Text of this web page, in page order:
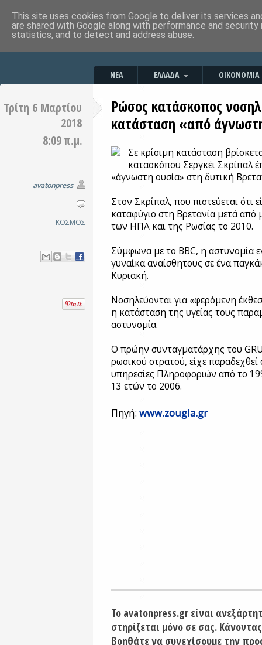
ΝΕΑ ΕΛΛΑΔΑ ΟΙΚΟΝΟΜΙΑ
Τρίτη 6 Μαρτίου
2018
8:09 π.μ.
avatonpress
ΚΟΣΜΟΣ
Ρώσος κατάσκοπος
κατάσταση «από
Σε κρίσιμη κατάσταση
κατασκόπου Σεργκέι Σκρίπαλ
«άγνωστη ουσία» στη δυτική
Στον Σκρίπαλ, που πιστεύεται ότι
καταφύγιο στη Βρετανία μετά
των ΗΠΑ και της Ρωσίας το 2010.
Σύμφωνα με το BBC, η αστυνομία
γυναίκα αναίσθητους σε ένα
Κυριακή.
Νοσηλεύονται για «φερόμενη
η κατάσταση της υγείας τους
αστυνομία.
Ο πρώην συνταγματάρχης του
ρωσικού στρατού, είχε παραδεχθεί
υπηρεσίες Πληροφοριών από το
13 ετών το 2006.
Πηγή: www.zougla.gr
Το avatonpress.gr είναι
στηρίζεται μόνο σε σας.
βοηθάτε να συνεχίσουμε την
This site uses cookies from Google to deliver its services
are shared with Google along with performance and
statistics, and to detect and address abuse.